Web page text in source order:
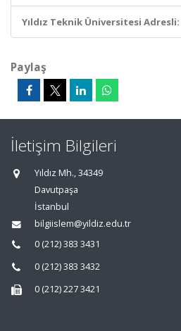
Yıldız Teknik Üniversitesi Adresli:
Paylaş
İletişim Bilgileri
Yıldız Mh., 34349
Davutpaşa
İstanbul
bilgiislem@yildiz.edu.tr
0 (212) 383 3431
0 (212) 383 3432
0 (212) 227 3421